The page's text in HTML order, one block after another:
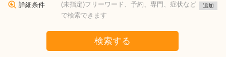
詳細条件
(未指定)フリーワード、予約、専門、症状など
で検索できます
追加
検索する